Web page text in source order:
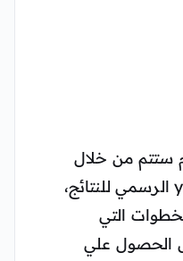
ستتم من خلال
موقع yemen exam 2026 الرسمي للنتائج،
التي
الحصول علي